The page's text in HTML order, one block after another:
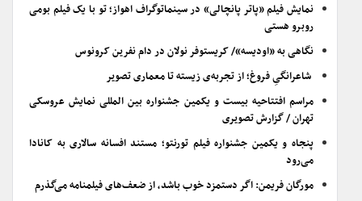
نمایش فیلم «پاتر پانچالی» در سینماتوگراف اهواز؛ تو با یک فیلم بومی
روبرو هستی
نگاهی به «اودیسه»/ کریستوفر نولان در دام نفرین کرونوس
شاعرانگیِ فروغ؛ از تجربه‌ی زیسته تا معماری تصویر
مراسم افتتاحیه بیست و یکمین جشنواره بین المللی نمایش عروسکی
تهران / گزارش تصویری
پنجاه و یکمین جشنواره فیلم تورنتو؛ مستند افسانه سالاری به کانادا
می‌رود
مورگان فریمن: اگر دستمزد خوب باشد، از ضعف‌های فیلمنامه می‌گذرم